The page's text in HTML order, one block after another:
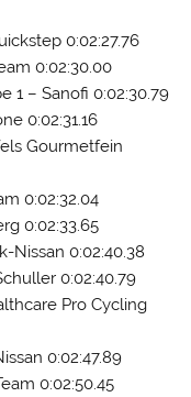
0:02:27.76
0:02:30.00
1 – Sanofi 0:02:30.79
0:02:31.16
Gourmetfein
0:02:32.04
0:02:33.65
Nissan 0:02:40.38
0:02:40.79
Pro Cycling
0:02:47.89
0:02:50.45